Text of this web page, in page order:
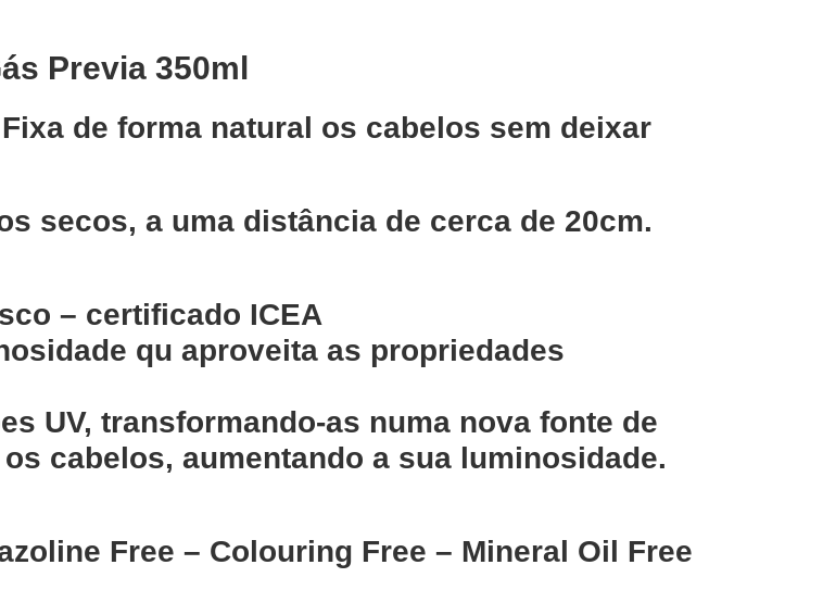
Previa 350ml
de forma natural os cabelos sem deixar
secos, a uma distância de cerca de 20cm.
– certificado ICEA
qu aproveita as propriedades
UV, transformando-as numa nova fonte de
cabelos, aumentando a sua luminosidade.
Free – Colouring Free – Mineral Oil Free